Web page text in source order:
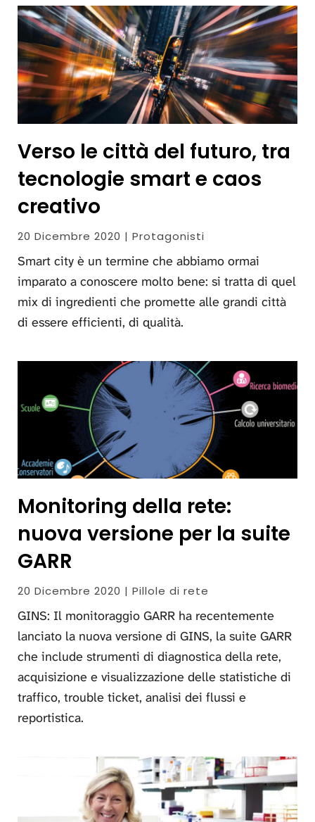
Verso le città del futuro, tra
tecnologie smart e caos
creativo
20 Dicembre 2020 | Protagonisti
Smart city è un termine che abbiamo ormai
imparato a conoscere molto bene: si tratta di quel
mix di ingredienti che promette alle grandi città
di essere efficienti, di qualità.
Monitoring della rete:
nuova versione per la suite
GARR
20 Dicembre 2020 | Pillole di rete
GINS: Il monitoraggio GARR ha recentemente
lanciato la nuova versione di GINS, la suite GARR
che include strumenti di diagnostica della rete,
acquisizione e visualizzazione delle statistiche di
traffico, trouble ticket, analisi dei flussi e
reportistica.